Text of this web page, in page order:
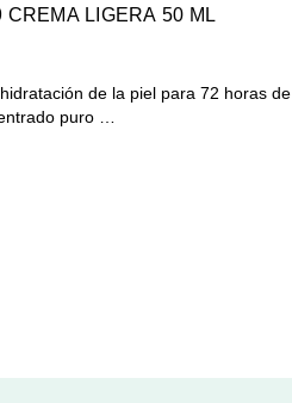
LIGERA 50 ML
de la piel para 72 horas de
puro …